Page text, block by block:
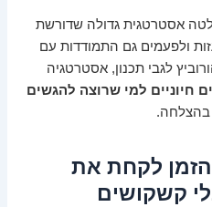
אסטרטגית גדולה שדורשת
ולפעמים גם התמודדות עם
לגבי תכנון, אסטרטגיה
חיוניים למי שרוצה להגשים
בהצלחה.
לקחת את
קשקושים